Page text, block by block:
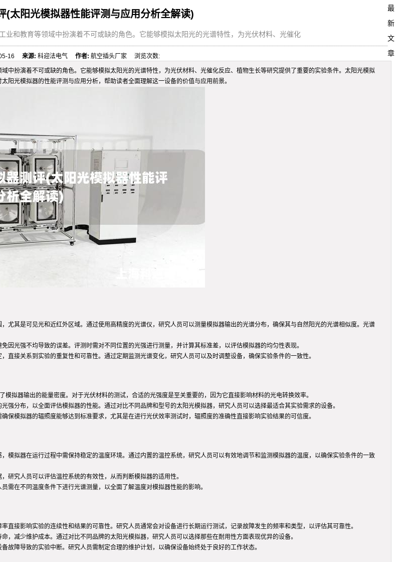
(太阳光模拟器性能评测与应用分析全解读)
和教育等领域中扮演着不可或缺的角色。它能够模拟太阳光的光谱特性，为光伏材料、光催化
05-16来源: 科迎法电气作者: 航空插头厂家 浏览次数:
中扮演着不可或缺的角色。它能够模拟太阳光的光谱特性，为光伏材料、光催化反应、植物生长等研究提供了重要的实验条件。太阳光模拟
光模拟器的性能评测与应用分析，帮助读者全面理解这一设备的价值与应用前景。
尤其是可见光和近红外区域。通过使用高精度的光谱仪，研究人员可以测量模拟器输出的光谱分布，确保其与自然阳光的光谱相似度。光谱
光强不均导致的误差。评测时需对不同位置的光强进行测量，并计算其标准差，以评估模拟器的均匀性表现。
接关系到实验的重复性和可靠性。通过定期监测光谱变化，研究人员可以及时调整设备，确保实验条件的一致性。
拟器输出的能量密度。对于光伏材料的测试，合适的光强度是至关重要的，因为它直接影响材料的光电转换效率。
分布，以全面评估模拟器的性能。通过对比不同品牌和型号的太阳光模拟器，研究人员可以选择最适合其实验需求的设备。
模拟器的辐照度能够达到标准要求，尤其是在进行光伏效率测试时，辐照度的准确性直接影响实验结果的可信度。
模拟器在运行过程中需保持稳定的温度环境。通过内置的温控系统，研究人员可以有效地调节和监测模拟器的温度，以确保实验条件的一致
研究人员可以评估温控系统的有效性，从而判断模拟器的适用性。
需在不同温度条件下进行光谱测量，以全面了解温度对模拟器性能的影响。
接影响实验的连续性和结果的可靠性。研究人员通常会对设备进行长期运行测试，记录故障发生的频率和类型，以评估其可靠性。
减少维护成本。通过对比不同品牌的太阳光模拟器，研究人员可以选择那些在耐用性方面表现优异的设备。
障导致的实验中断。研究人员需制定合理的维护计划，以确保设备始终处于良好的工作状态。
最
新
文
章